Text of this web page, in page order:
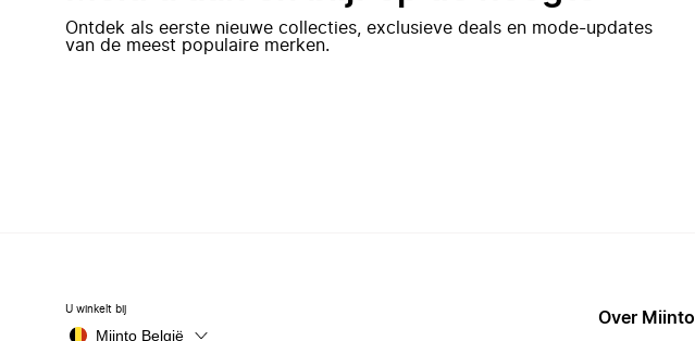
Ontdek als eerste nieuwe collecties, exclusieve deals en mode-updates
van de meest populaire merken.
U winkelt bij
Miinto België
Over Miinto